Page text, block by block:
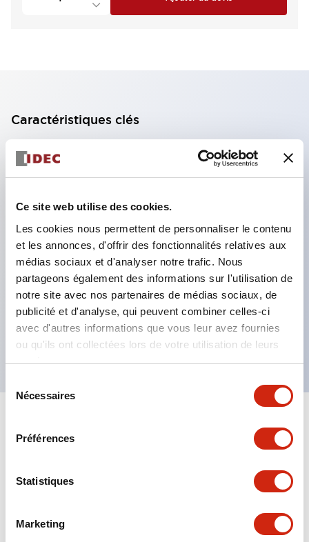
Ce site web utilise des cookies.
Les cookies nous permettent de personnaliser le contenu
et les annonces, d'offrir des fonctionnalités relatives aux
médias sociaux et d'analyser notre trafic. Nous
partageons également des informations sur l'utilisation de
notre site avec nos partenaires de médias sociaux, de
publicité et d'analyse, qui peuvent combiner celles-ci
avec d'autres informations que vous leur avez fournies
ou qu'ils ont collectées lors de votre utilisation de leurs
services.
Nécessaires
Préférences
Statistiques
Marketing
Caractéristiques clés
Bloc de contact à 2 étages avec 2 contacts,
permettant une configuration à 4 contacts
contact à 11 étages), 59,9 mm (*bloc de contact à
22 étages). Conception peu encombrante
possible.
Structure de sécurité de 3e génération :
déclenchement à 2 actions, garde intégrée,
structure de protection des doigts IP20.
Tout développer+
Functional Specifications